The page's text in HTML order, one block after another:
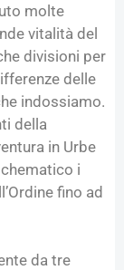
molte
vitalità del
divisioni per
delle
indossiamo.
della
in Urbe
i
fino ad
da tre